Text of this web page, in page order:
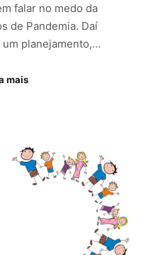
falar no medo da
de Pandemia. Daí
planejamento,…
mais